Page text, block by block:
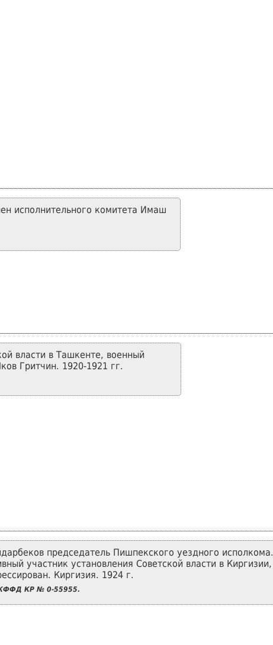
исполнительного комитета Имаш
власти в Ташкенте, военный
Гритчин. 1920-1921 гг.
председатель Пишпекского уездного исполкома.
участник установления Советской власти в Киргизии,
Киргизия. 1924 г.
КР № 0-55955.